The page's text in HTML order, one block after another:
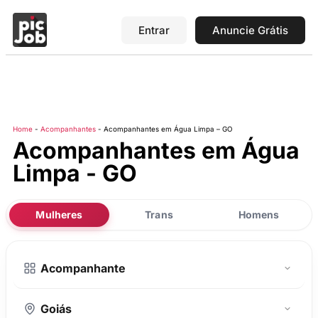
Entrar Anuncie Grátis
Home - Acompanhantes - Acompanhantes em Água Limpa – GO
Acompanhantes em Água
Limpa - GO
Mulheres Trans Homens